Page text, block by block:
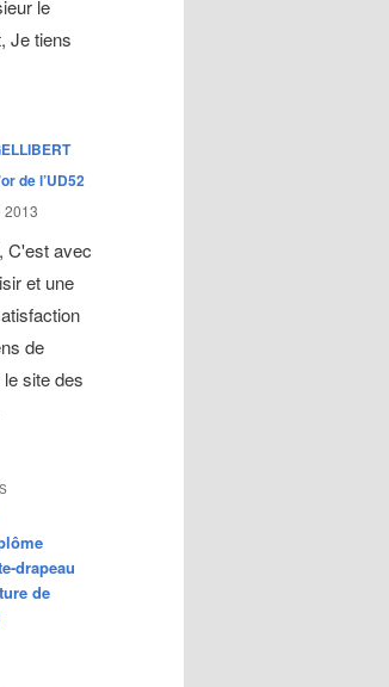
le
Je tiens
de l’UD52
2013
C'est avec
et une
de
site des
drapeau
de